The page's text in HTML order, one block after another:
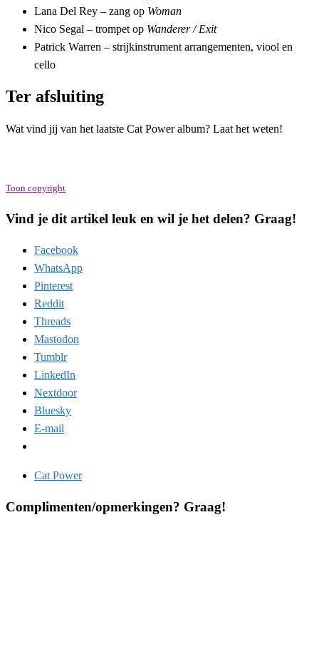
Lana Del Rey – zang op Woman
Nico Segal – trompet op Wanderer / Exit
Patrick Warren – strijkinstrument arrangementen, viool en
cello
Ter afsluiting
Wat vind jij van het laatste Cat Power album? Laat het weten!
Toon copyright
Vind je dit artikel leuk en wil je het delen? Graag!
Facebook
WhatsApp
Pinterest
Reddit
Threads
Mastodon
Tumblr
LinkedIn
Nextdoor
Bluesky
E-mail
Cat Power
Complimenten/opmerkingen? Graag!